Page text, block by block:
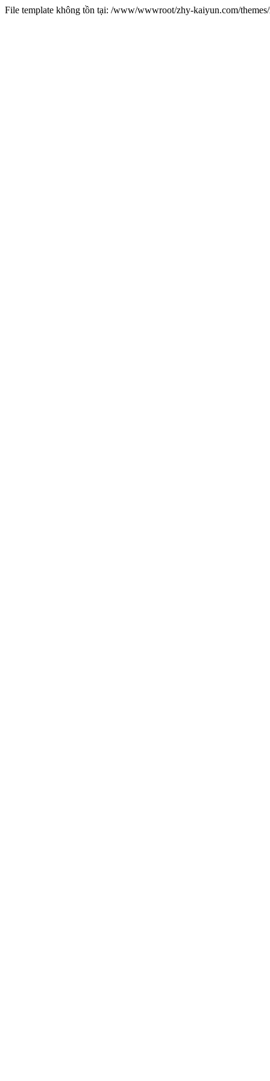
File template không tồn tại: /www/wwwroot/zhy-kaiyun.com/